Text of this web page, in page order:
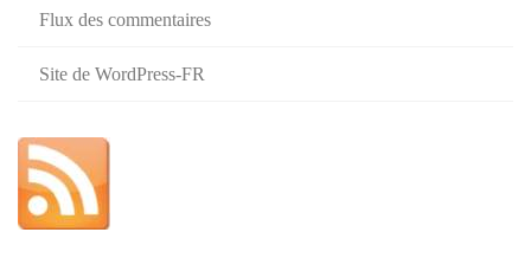
Flux des commentaires
Site de WordPress-FR